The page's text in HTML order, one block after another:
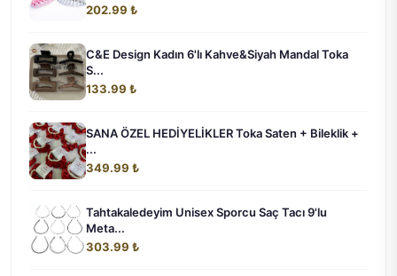
202.99 ₺
C&E Design Kadın 6'lı Kahve&Siyah Mandal Toka
S...
133.99 ₺
SANA ÖZEL HEDİYELİKLER Toka Saten + Bileklik +
...
349.99 ₺
Tahtakaledeyim Unisex Sporcu Saç Tacı 9'lu
Meta...
303.99 ₺